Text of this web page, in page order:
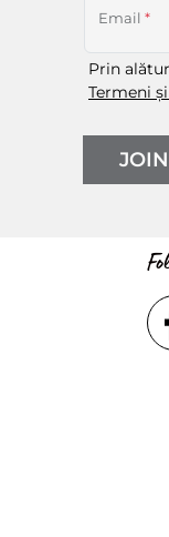
Email *
Prin
Termeni
JOIN